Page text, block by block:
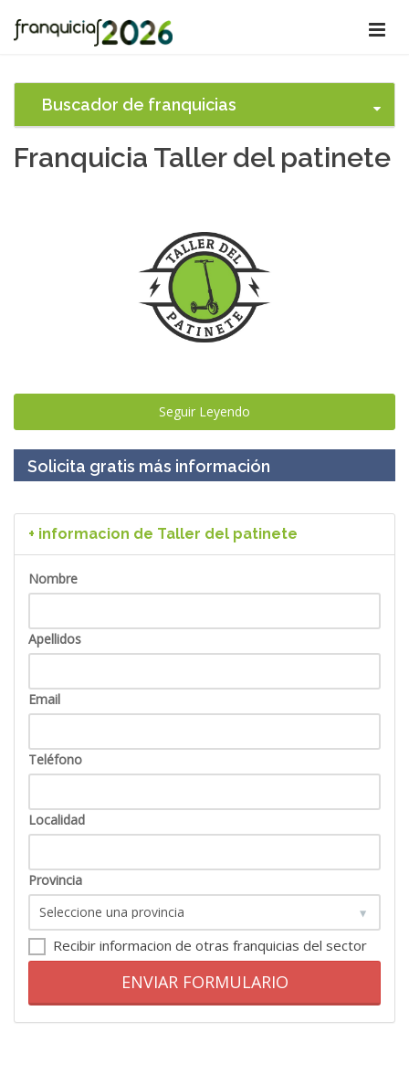
Buscador de franquicias
Franquicia Taller del patinete
Seguir Leyendo
Solicita gratis más información
+ informacion de Taller del patinete
Nombre
Apellidos
Email
Teléfono
Localidad
Provincia
Recibir informacion de otras franquicias del sector
ENVIAR FORMULARIO